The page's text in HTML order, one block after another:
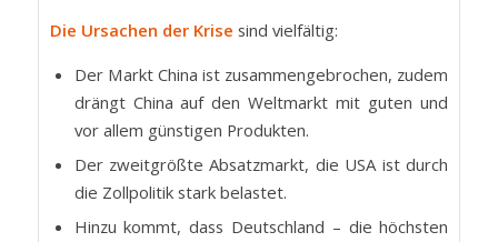
Die Ursachen der Krise sind vielfältig:
Der Markt China ist zusammengebrochen, zudem
drängt China auf den Weltmarkt mit guten und
vor allem günstigen Produkten.
Der zweitgrößte Absatzmarkt, die USA ist durch
die Zollpolitik stark belastet.
Hinzu kommt, dass Deutschland – die höchsten